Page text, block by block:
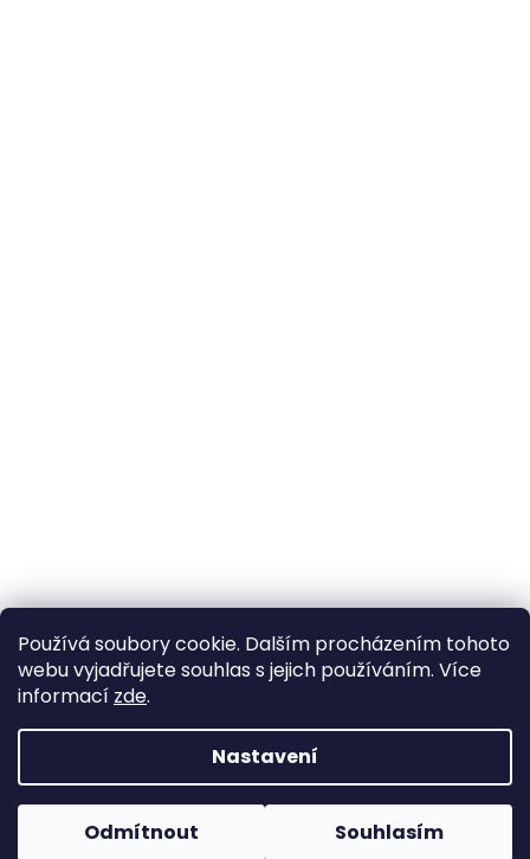
Používá soubory cookie. Dalším procházením tohoto
webu vyjadřujete souhlas s jejich používáním. Více
informací zde.
Nastavení
Odmítnout Souhlasím
Pokud u nás nenajdete konkrétní produkt, neváhejte se
ozvat. Ve většině případů jej můžeme zajistit na
Vytvořil Shoptet
Copyright 2026Horse life . Všechna práva vyhrazena.